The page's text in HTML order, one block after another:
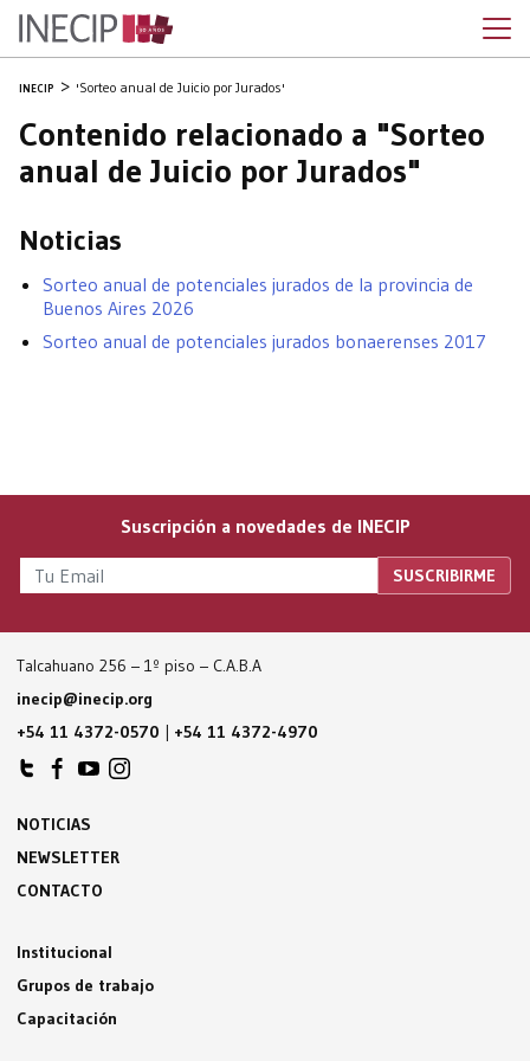
INECIP 'Sorteo anual de Juicio por Jurados'
Contenido relacionado a "Sorteo
anual de Juicio por Jurados"
Noticias
Sorteo anual de potenciales jurados de la provincia de
Buenos Aires 2026
Sorteo anual de potenciales jurados bonaerenses 2017
Suscripción a novedades de INECIP
Talcahuano 256 – 1º piso – C.A.B.A
inecip@inecip.org
+54 11 4372-0570 | +54 11 4372-4970
NOTICIAS
NEWSLETTER
CONTACTO
Institucional
Grupos de trabajo
Capacitación